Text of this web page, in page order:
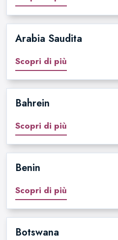
Arabia Saudita
Scopri di più
Bahrein
Scopri di più
Benin
Scopri di più
Botswana